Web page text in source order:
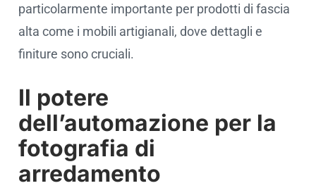
particolarmente importante per prodotti di fascia
alta come i mobili artigianali, dove dettagli e
finiture sono cruciali.
Il potere
dell’automazione per la
fotografia di
arredamento